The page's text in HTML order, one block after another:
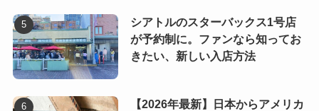
シアトルのスターバックス1号店
が予約制に。ファンなら知ってお
きたい、新しい入店方法
【2026年最新】日本からアメリカ